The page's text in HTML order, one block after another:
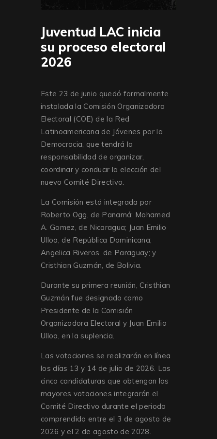
Juventud LAC inicia
su proceso electoral
2026
Este 23 de junio quedó formalmente
instalada la Comisión Organizadora
Electoral (COE) de la Red
Latinoamericana de Jóvenes por la
Democracia, que tendrá la
responsabilidad de organizar,
coordinar y conducir la elección del
nuevo Comité Directivo.
La Comisión está integrada por
Roberto Ogg, de Panamá; Mohamed
A. Gomez, de Nicaragua; Juan Emilio
Ulloa, de República Dominicana;
Angelica Riveros, de Paraguay; y
Cristhian Guzmán, de Bolivia.
Durante su primera reunión, Cristhian
Guzmán fue designado como
Presidente de la Comisión
Organizadora Electoral y Juan Emilio
Ulloa, en la suplencia.
Las votaciones se realizarán en línea
los días 13 y 14 de julio de 2026. Las
cinco candidaturas que obtengan las
mayores votaciones integrarán el
Comité Directivo durante el periodo
comprendido entre el 3 de agosto de
2026 y el 2 de agosto de 2028.